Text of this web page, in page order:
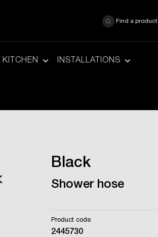
Find a product
KITCHEN INSTALLATIONS
Black
Shower hose
Product code
2445730